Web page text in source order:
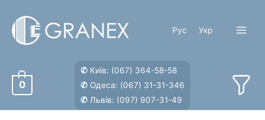
содержимому
Рус Укр
0
✆ Київ: (067) 364-58-58
✆ Одеса: (067) 31-31-346
✆ Львів: (097) 907-31-49